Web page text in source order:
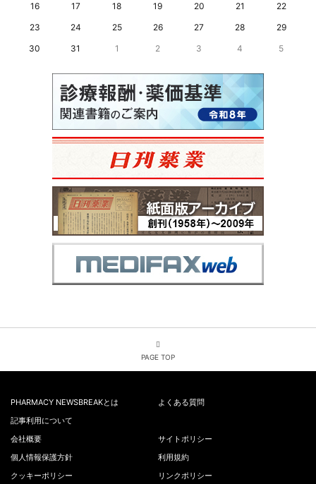
16
17 18 19 20 21
22
23
24 25 26 27 28
29
30
31 1 2 3 4 5
PAGE TOP
PHARMACY NEWSBREAKとは
よくある質問
記事利用について
会社概要
サイトポリシー
個人情報保護方針
利用規約
クッキーポリシー
リンクポリシー